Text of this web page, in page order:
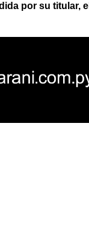
por su titular, el